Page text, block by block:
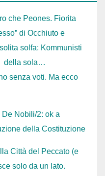
che Peones. Fiorita
di Occhiuto e
solfa: Kommunisti
della sola…
senza voti. Ma ecco
Nobili/2: ok a
della Costituzione
Città del Peccato (e
solo da un lato.